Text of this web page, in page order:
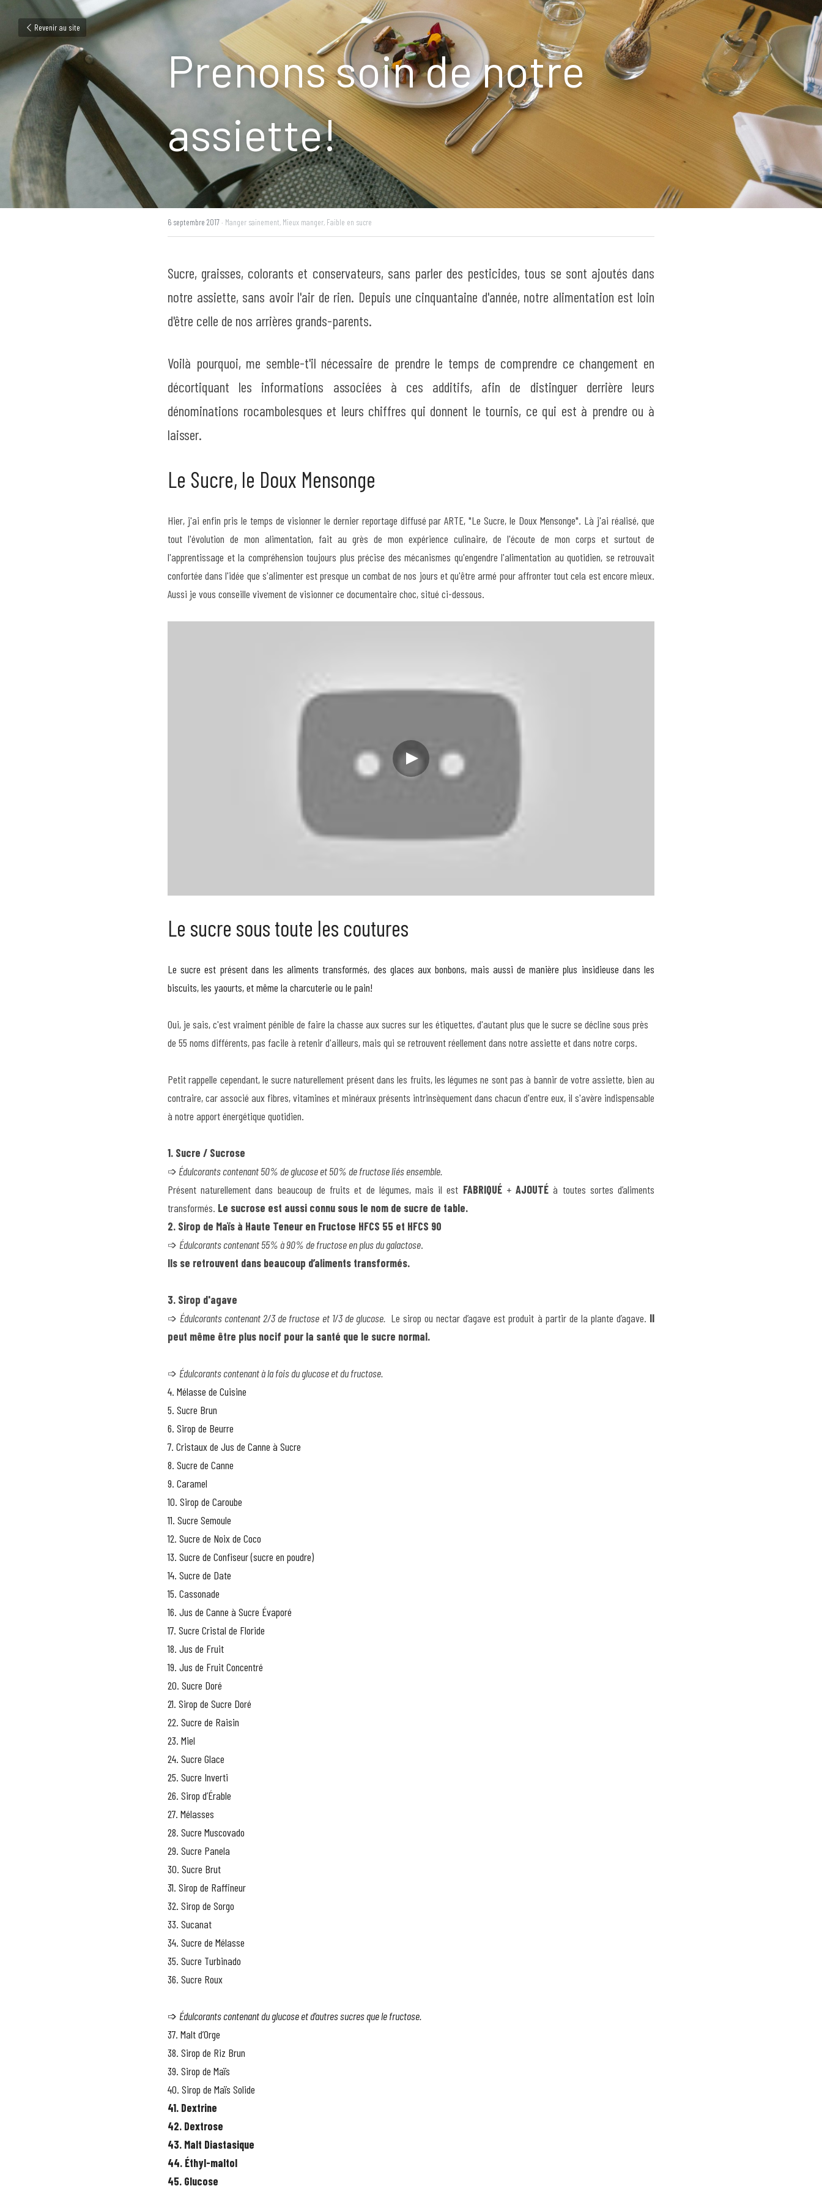
Revenir au site
Prenons soin de notre
assiette!
6 septembre 2017 · Manger sainement, Mieux manger, Faible en sucre
Sucre, graisses, colorants et conservateurs, sans parler des pesticides, tous se sont ajoutés dans
notre assiette, sans avoir l'air de rien. Depuis une cinquantaine d'année, notre alimentation est loin
d'être celle de nos arrières grands-parents.
Voilà pourquoi, me semble-t'il nécessaire de prendre le temps de comprendre ce changement en
décortiquant les informations associées à ces additifs, afin de distinguer derrière leurs
dénominations rocambolesques et leurs chiffres qui donnent le tournis, ce qui est à prendre ou à
laisser.
Le Sucre, le Doux Mensonge
Hier, j'ai enfin pris le temps de visionner le dernier reportage diffusé par ARTE, "Le Sucre, le Doux Mensonge". Là j'ai réalisé, que
tout l'évolution de mon alimentation, fait au grès de mon expérience culinaire, de l'écoute de mon corps et surtout de
l'apprentissage et la compréhension toujours plus précise des mécanismes qu'engendre l'alimentation au quotidien, se retrouvait
confortée dans l'idée que s'alimenter est presque un combat de nos jours et qu'être armé pour affronter tout cela est encore mieux.
Aussi je vous conseille vivement de visionner ce documentaire choc, situé ci-dessous.
Le sucre sous toute les coutures
Le sucre est présent dans les aliments transformés, des glaces aux bonbons, mais aussi de manière plus insidieuse dans les
biscuits, les yaourts, et même la charcuterie ou le pain!
Oui, je sais, c'est vraiment pénible de faire la chasse aux sucres sur les étiquettes, d'autant plus que le sucre se décline sous près
de 55 noms différents, pas facile à retenir d'ailleurs, mais qui se retrouvent réellement dans notre assiette et dans notre corps.
Petit rappelle cependant, le sucre naturellement présent dans les fruits, les légumes ne sont pas à bannir de votre assiette, bien au
contraire, car associé aux fibres, vitamines et minéraux présents intrinsèquement dans chacun d'entre eux, il s'avère indispensable
à notre apport énergétique quotidien.
1. Sucre / Sucrose
➩ Édulcorants contenant 50% de glucose et 50% de fructose liés ensemble.
Présent naturellement dans beaucoup de fruits et de légumes, mais il est FABRIQUÉ + AJOUTÉ à toutes sortes d’aliments
transformés. Le sucrose est aussi connu sous le nom de sucre de table.
2. Sirop de Maïs à Haute Teneur en Fructose HFCS 55 et HFCS 90
➩ Édulcorants contenant 55% à 90% de fructose en plus du galactose.
Ils se retrouvent dans beaucoup d’aliments transformés.
3. Sirop d'agave
➩ Édulcorants contenant 2/3 de fructose et 1/3 de glucose. Le sirop ou nectar d’agave est produit à partir de la plante d’agave. Il
peut même être plus nocif pour la santé que le sucre normal.
➩ Édulcorants contenant à la fois du glucose et du fructose.
4. Mélasse de Cuisine
5. Sucre Brun
6. Sirop de Beurre
7. Cristaux de Jus de Canne à Sucre
8. Sucre de Canne
9. Caramel
10. Sirop de Caroube
11. Sucre Semoule
12. Sucre de Noix de Coco
13. Sucre de Confiseur (sucre en poudre)
14. Sucre de Date
15. Cassonade
16. Jus de Canne à Sucre Évaporé
17. Sucre Cristal de Floride
18. Jus de Fruit
19. Jus de Fruit Concentré
20. Sucre Doré
21. Sirop de Sucre Doré
22. Sucre de Raisin
23. Miel
24. Sucre Glace
25. Sucre Inverti
26. Sirop d’Érable
27. Mélasses
28. Sucre Muscovado
29. Sucre Panela
30. Sucre Brut
31. Sirop de Raffineur
32. Sirop de Sorgo
33. Sucanat
34. Sucre de Mélasse
35. Sucre Turbinado
36. Sucre Roux
➩ Édulcorants contenant du glucose et d’autres sucres que le fructose.
37. Malt d’Orge
38. Sirop de Riz Brun
39. Sirop de Maïs
40. Sirop de Maïs Solide
41. Dextrine
42. Dextrose
43. Malt Diastasique
44. Éthyl-maltol
45. Glucose